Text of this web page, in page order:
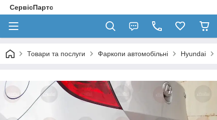
СервісПартс
Товари та послуги Фаркопи автомобільні Hyundai